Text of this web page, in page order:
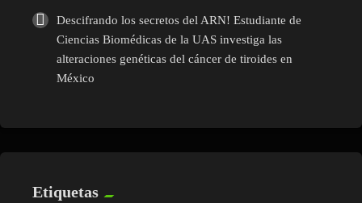
Descifrando los secretos del ARN! Estudiante de
Ciencias Biomédicas de la UAS investiga las
alteraciones genéticas del cáncer de tiroides en
México
Etiquetas